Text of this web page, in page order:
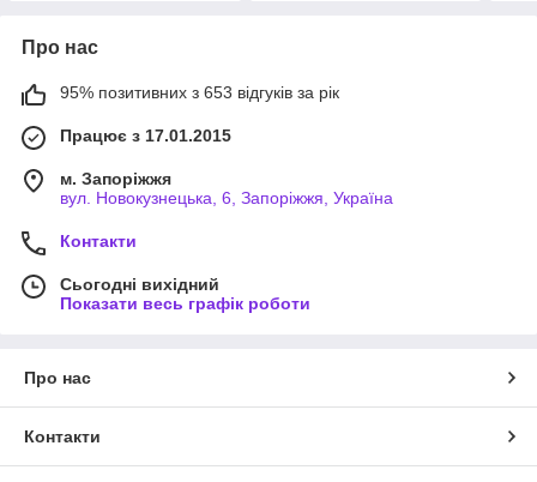
Про нас
95% позитивних з 653 відгуків за рік
Працює з 17.01.2015
м. Запоріжжя
вул. Новокузнецька, 6, Запоріжжя, Україна
Контакти
Сьогодні вихідний
Показати весь графік роботи
Про нас
Контакти